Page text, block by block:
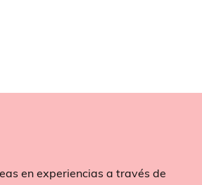
en experiencias a través de